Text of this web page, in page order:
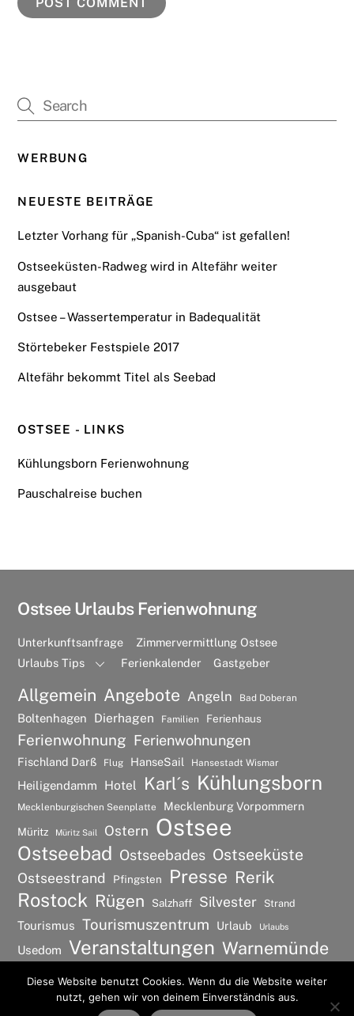
WERBUNG
NEUESTE BEITRÄGE
Letzter Vorhang für „Spanish-Cuba“ ist gefallen!
Ostseeküsten-Radweg wird in Altefähr weiter
ausgebaut
Ostsee – Wassertemperatur in Badequalität
Störtebeker Festspiele 2017
Altefähr bekommt Titel als Seebad
OSTSEE - LINKS
Kühlungsborn Ferienwohnung
Pauschalreise buchen
Back
Ostsee Urlaubs Ferienwohnung
Unterkunftsanfrage
Zimmervermittlung Ostsee
Urlaubs Tips
Ferienkalender Gastgeber
Allgemein Angebote Angeln Bad Doberan
Boltenhagen Dierhagen Familien Ferienhaus
Ferienwohnung Ferienwohnungen
Fischland Darß Flug HanseSail Hansestadt Wismar
Heiligendamm Hotel Karl´s Kühlungsborn
Mecklenburgischen Seenplatte Mecklenburg Vorpommern
Müritz Müritz Sail Ostern Ostsee
Ostseebad Ostseebades Ostseeküste
Ostseestrand Pfingsten Presse Rerik
Rostock Rügen Salzhaff Silvester Strand
Tourismus Tourismuszentrum Urlaub Urlaubs
Usedom Veranstaltungen Warnemünde
Ostsee Urlaubs Ferienwohnung2026
Diese Website benutzt Cookies. Wenn du die Website weiter
nutzt, gehen wir von deinem Einverständnis aus.